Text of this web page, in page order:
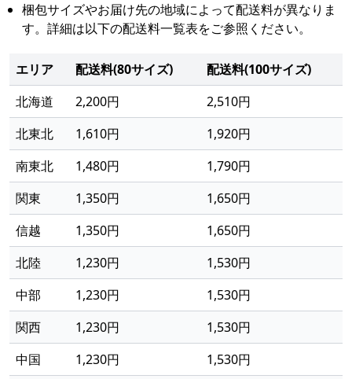
梱包サイズやお届け先の地域によって配送料が異なりま
す。詳細は以下の配送料一覧表をご参照ください。
エリア 配送料(80サイズ) 配送料(100サイズ)
北海道
2,200円 2,510円
北東北
1,610円 1,920円
南東北
1,480円 1,790円
関東
1,350円 1,650円
信越
1,350円 1,650円
北陸
1,230円 1,530円
中部
1,230円 1,530円
関西
1,230円 1,530円
中国
1,230円 1,530円